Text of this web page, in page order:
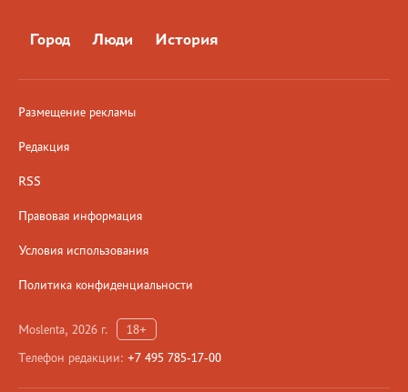
Город Люди История
Размещение рекламы
Редакция
RSS
Правовая информация
Условия использования
Политика конфиденциальности
Moslenta, 2026 г.
18+
Телефон редакции: +7 495 785-17-00